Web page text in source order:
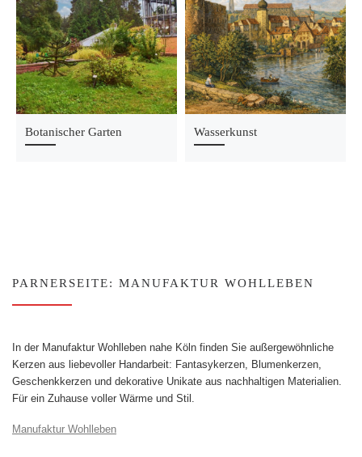
Botanischer Garten Wasserkunst
PARNERSEITE: MANUFAKTUR WOHLLEBEN
In der Manufaktur Wohlleben nahe Köln finden Sie außergewöhnliche
Kerzen aus liebevoller Handarbeit: Fantasykerzen, Blumenkerzen,
Geschenkkerzen und dekorative Unikate aus nachhaltigen Materialien.
Für ein Zuhause voller Wärme und Stil.
Manufaktur Wohlleben